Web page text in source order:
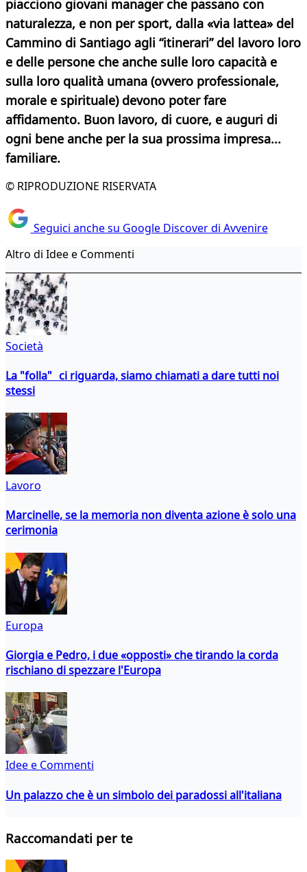
piacciono giovani manager che passano con
naturalezza, e non per sport, dalla «via lattea» del
Cammino di Santiago agli “itinerari” del lavoro loro
e delle persone che anche sulle loro capacità e
sulla loro qualità umana (ovvero professionale,
morale e spirituale) devono poter fare
affidamento. Buon lavoro, di cuore, e auguri di
ogni bene anche per la sua prossima impresa...
familiare.
© RIPRODUZIONE RISERVATA
Seguici anche su Google Discover di Avvenire
Altro di Idee e Commenti
Società
La "folla" ci riguarda, siamo chiamati a dare tutti noi
stessi
Lavoro
Marcinelle, se la memoria non diventa azione è solo una
cerimonia
Europa
Giorgia e Pedro, i due «opposti» che tirando la corda
rischiano di spezzare l'Europa
Idee e Commenti
Un palazzo che è un simbolo dei paradossi all'italiana
Raccomandati per te